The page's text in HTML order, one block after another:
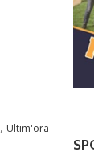
, Ultim'ora